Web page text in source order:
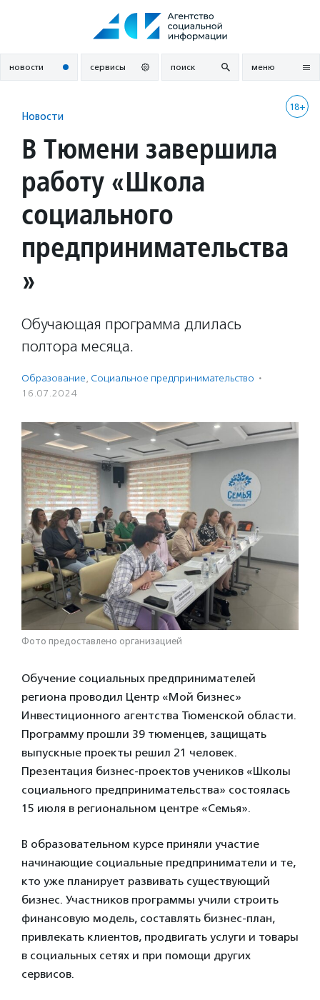
новости сервисы поиск меню
18+
Новости
В Тюмени завершила
работу «Школа
социального
предпринимательства
»
Обучающая программа длилась
полтора месяца.
Образование, Социальное предпри­нима­тель­ство ·
16.07.2024
Фото предоставлено организацией
Обучение социальных предпринимателей
региона проводил Центр «Мой бизнес»
Инвестиционного агентства Тюменской области.
Программу прошли 39 тюменцев, защищать
выпускные проекты решил 21 человек.
Презентация бизнес-проектов учеников «Школы
социального предпринимательства» состоялась
15 июля в региональном центре «Семья».
В образовательном курсе приняли участие
начинающие социальные предприниматели и те,
кто уже планирует развивать существующий
бизнес. Участников программы учили строить
финансовую модель, составлять бизнес-план,
привлекать клиентов, продвигать услуги и товары
в социальных сетях и при помощи других
сервисов.